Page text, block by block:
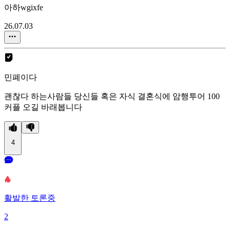
아하wgixfe
26.07.03
민폐이다
괜찮다 하는사람들 당신들 혹은 자식 결혼식에 암행투어 100
커플 오길 바래봅니다
4
활발한 토론중
2